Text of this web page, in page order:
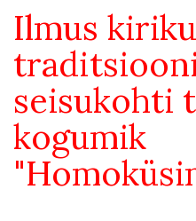
Ilmus kiriku
seisukohti
kogumik